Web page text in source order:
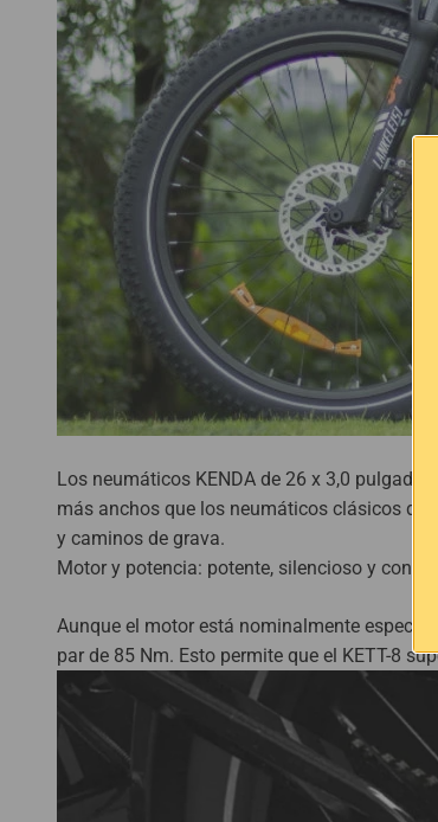
Los neumáticos KENDA de 26 x 3,0
más anchos que los neumáticos clásicos de
y caminos de grava.
Motor y potencia: potente, silencioso y
Aunque el motor está nominalmente
par de 85 Nm. Esto permite que el KETT-8